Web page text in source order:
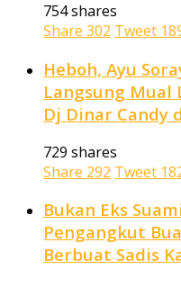
754 shares
Share 302 Tweet
Heboh, Ayu
Langsung Mual
Dj Dinar Candy
729 shares
Share 292 Tweet
Bukan Eks
Pengangkut
Berbuat Sadis